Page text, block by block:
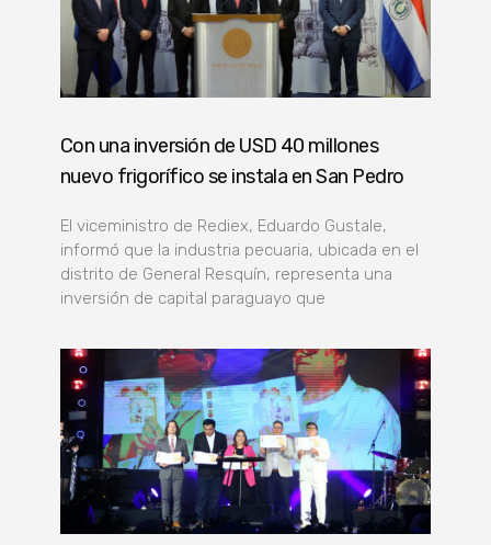
Con una inversión de USD 40 millones
nuevo frigorífico se instala en San Pedro
El viceministro de Rediex, Eduardo Gustale,
informó que la industria pecuaria, ubicada en el
distrito de General Resquín, representa una
inversión de capital paraguayo que